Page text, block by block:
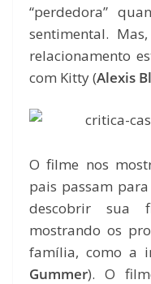
“perdedora”
sentimental.
relacionamento
com Kitty (Alexis
O filme nos
pais passam
descobrir sua
mostrando os
família, como a
Gummer). O